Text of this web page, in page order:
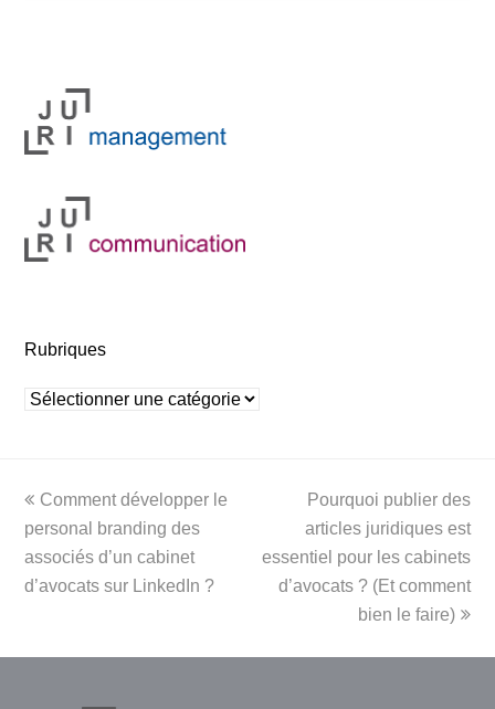
Rubriques
Rubriques
previous
post:
Comment développer le
personal branding des
associés d’un cabinet
d’avocats sur LinkedIn ?
next
post:
Pourquoi publier des
articles juridiques est
essentiel pour les cabinets
d’avocats ? (Et comment
bien le faire)